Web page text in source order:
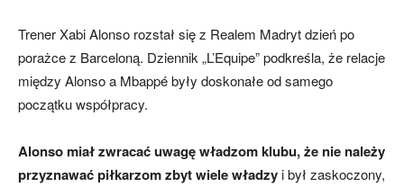
Trener Xabi Alonso rozstał się z Realem Madryt dzień po
porażce z Barceloną. Dziennik „L’Equipe” podkreśla, że relacje
między Alonso a Mbappé były doskonałe od samego
początku współpracy.
Alonso miał zwracać uwagę władzom klubu, że nie należy
przyznawać piłkarzom zbyt wiele władzyi był zaskoczony,